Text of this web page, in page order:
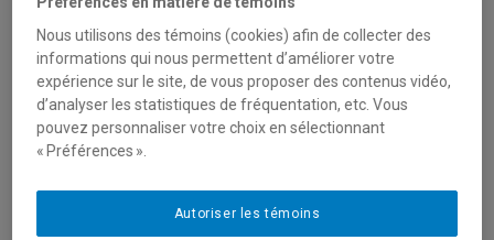
Nous utilisons des témoins (cookies) afin de collecter des
informations qui nous permettent d’améliorer votre
expérience sur le site, de vous proposer des contenus vidéo,
d’analyser les statistiques de fréquentation, etc. Vous
pouvez personnaliser votre choix en sélectionnant
« Préférences ».
Autoriser les témoins